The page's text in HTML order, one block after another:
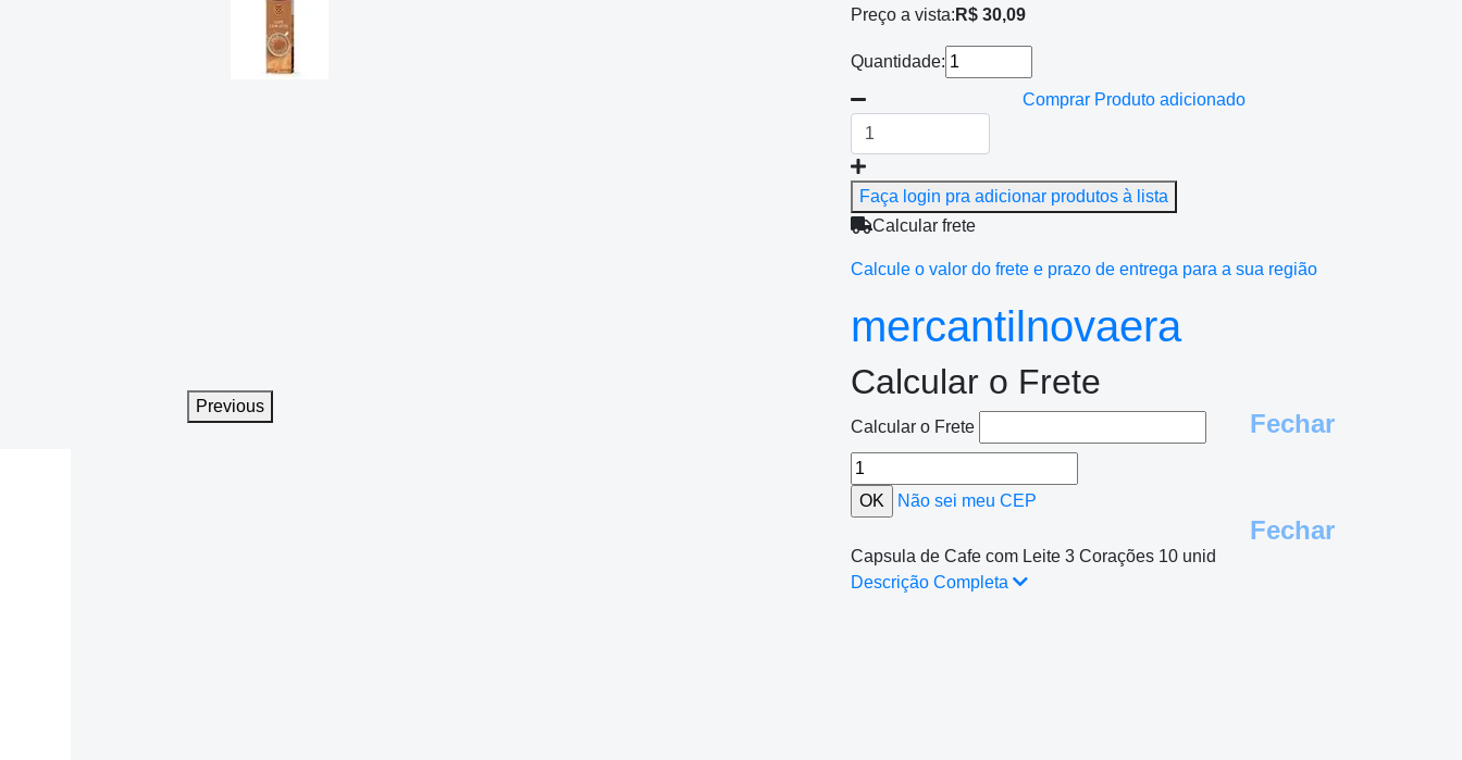
Previous
Preço a vista: R$ 30,09
Quantidade:
Comprar Produto adicionado
Faça login pra adicionar produtos à lista
Calcular frete
Calcule o valor do frete e prazo de entrega para a sua região
mercantilnovaera
Calcular o Frete
Fechar
Calcular o Frete
Não sei meu CEP
Fechar
Capsula de Cafe com Leite 3 Corações 10 unid
Descrição Completa